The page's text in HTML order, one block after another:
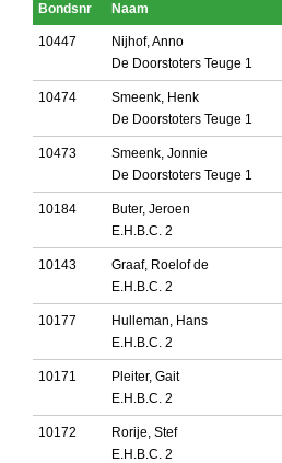
Bondsnr Naam
10447
Nijhof, Anno
De Doorstoters Teuge 1
10474
Smeenk, Henk
De Doorstoters Teuge 1
10473
Smeenk, Jonnie
De Doorstoters Teuge 1
10184
Buter, Jeroen
E.H.B.C. 2
10143
Graaf, Roelof de
E.H.B.C. 2
10177
Hulleman, Hans
E.H.B.C. 2
10171
Pleiter, Gait
E.H.B.C. 2
10172
Rorije, Stef
E.H.B.C. 2